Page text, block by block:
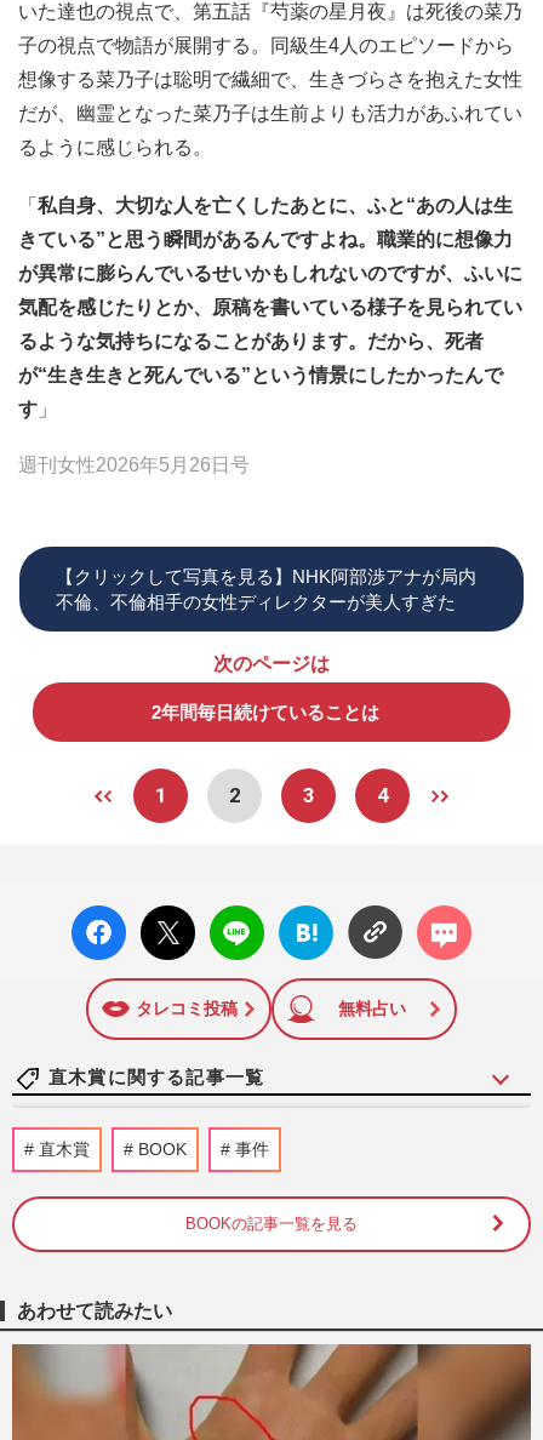
いた達也の視点で、第五話『芍薬の星月夜』は死後の菜乃
子の視点で物語が展開する。同級生4人のエピソードから
想像する菜乃子は聡明で繊細で、生きづらさを抱えた女性
だが、幽霊となった菜乃子は生前よりも活力があふれてい
るように感じられる。
「 私自身、大切な人を亡くしたあとに、ふと“あの人は生
きている”と思う瞬間があるんですよね。職業的に想像力
が異常に膨らんでいるせいかもしれないのですが、ふいに
気配を感じたりとか、原稿を書いている様子を見られてい
るような気持ちになることがあります。だから、死者
が“生き生きと死んでいる”という情景にしたかったんで
す 」
週刊女性2026年5月26日号
【クリックして写真を見る】NHK阿部渉アナが局内
不倫、不倫相手の女性ディレクターが美人すぎた
次のページは
2年間毎日続けていることは
1 2 3 4
facebo
ok い
X ポス
ト
LINE
はてな
ブック
に追加
コメン
ト
タレコミ投稿 無料占い
直木賞に関する記事一覧
直木賞作家・島本理生「その先の救いを模
索」最新作『ノスタルジア』で加害者家族
週刊女性2026年6月23日号 2026/6/13
ぽのカルテ』で描く動物との“愛”「人間の
ことも言葉もわかってい…
週刊女性2026年2月17日号
直木賞作家・桜木紫乃さん「一冊ごとに挑
直木賞 BOOK 事件
BOOKの記事一覧を見る
あわせて読みたい